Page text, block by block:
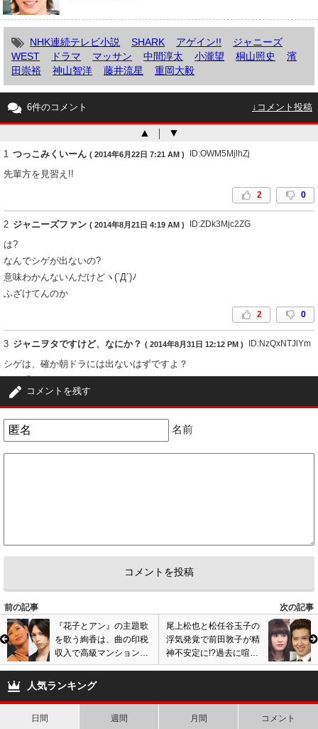
NHK連続テレビ小説 SHARK アゲイン!!
ジャニーズ
WEST
ドラマ マッサン 中間淳太 小瀧望 桐山照史
濱
田崇裕
神山智洋 藤井流星 重岡大毅
6件のコメント ↓コメント投稿
▲ ｜ ▼
1 つっこみくいーん ( 2014年6月22日 7:21 AM ) ID:OWM5MjlhZj
先輩方を見習え!!
2 0
2 ジャニーズファン ( 2014年8月21日 4:19 AM ) ID:ZDk3Mjc2ZG
は?
なんでシゲが出ないの?
意味わかんないんだけどヽ(`Д´)ﾉ
ふざけてんのか
2 0
3 ジャニヲタですけど、なにか？ ( 2014年8月31日 12:12 PM ) ID:NzQxNTJlYm
シゲは、確か朝ドラには出ないはずですよ？
「ごめんね青春！」に出演するからだと思います。
応援してます！！(=´∀｀)
( 2014年12月30日 3:41 PM ) ID:MjU0MGNhZT
ドラマは思ってた以上に沢山出てたからびっくりしたけどね。(笑)
2 0
匿名 ( 2015年2月22日 11:52 AM ) ID:ZGRlMzEwMW
しげは忙しいんだよ。少クラも全然でてないし。
コメントを残す
名前
前の記事
次の記事
『花子とアン』の主題歌
を歌う絢香は、曲の印税
収入で高級マンションに
住みセレブ生活!?水嶋ヒ
ロは仕事が無く妻の付き
人状態!?
尾上松也と松任谷玉子の
浮気発覚で前田敦子が精
神不安定に!?過去に喧嘩
して暴走していたこと
人気ランキング
日間 週間 月間 コメント